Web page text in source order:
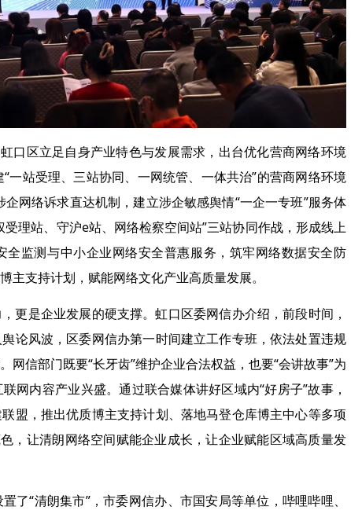
区立足自身产业特色与发展需求，出台优化营商网络环境
一站受理、三站协同、一网统管、一体共治”的营商网络环境
网络诉求直达机制，建立涉企敏感舆情“一企一专班”服务体
理站、守沪e站、网络检察空间站”三站协同作战，形成线上
监测与中小企业网络安全普惠服务，筑牢网络数据安全防
支持计划，赋能网络文化产业高质量发展。
是企业发展的硬支撑。虹口区委网信办介绍，前段时间，
论风波，区委网信办第一时间建立工作专班，依法处置违规
信部门既要“长牙齿”维护企业合法权益，也要“会讲故事”为
网内容产业兴盛。通过联合媒体讲好区域内“好房子”故事，
盟，推出优质博主支持计划、落地马登仓库博主中心等多项
，让清朗网络空间赋能企业成长，让企业赋能区域高质量发
“清朗集市”，市委网信办、市国安局等单位，哔哩哔哩、